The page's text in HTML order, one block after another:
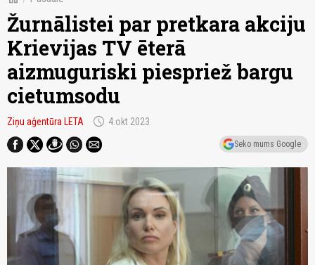
Žurnālistei par pretkara akciju
Krievijas TV ēterā
aizmuguriski piespriež bargu
cietumsodu
Ziņu aģentūra LETA schedule 4.okt 2023
Seko mums Google